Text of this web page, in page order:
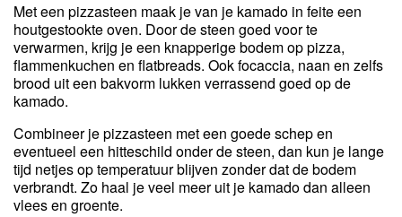
Met een pizzasteen maak je van je kamado in feite een
houtgestookte oven. Door de steen goed voor te
verwarmen, krijg je een knapperige bodem op pizza,
flammenkuchen en flatbreads. Ook focaccia, naan en zelfs
brood uit een bakvorm lukken verrassend goed op de
kamado.
Combineer je pizzasteen met een goede schep en
eventueel een hitteschild onder de steen, dan kun je lange
tijd netjes op temperatuur blijven zonder dat de bodem
verbrandt. Zo haal je veel meer uit je kamado dan alleen
vlees en groente.